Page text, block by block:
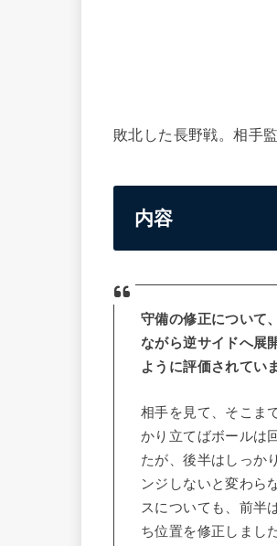
敗北した長野戦。相手
内容
守備の修正について
ながら逆サイドへ展
ように評価されてい
相手を見て、そこま
かり立てばボールは
たが、後半はしっか
ンジしないと変わら
スについても、前半
ち位置を修正しまし